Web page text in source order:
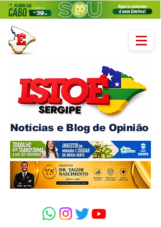
Notícias e Blog de Opinião